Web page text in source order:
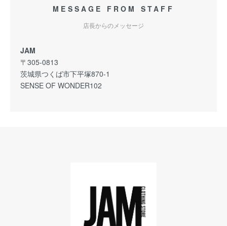
MESSAGE FROM STAFF
店長からのメッセージ
JAM
〒305-0813
茨城県つくば市下平塚870-1
SENSE OF WONDER102